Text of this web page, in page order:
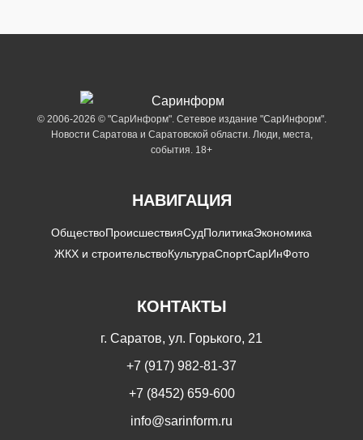
© 2006-2026 © "СарИнформ". Сетевое издание "СарИнформ".
Новости Саратова и Саратовской области. Люди, места,
события. 18+
НАВИГАЦИЯ
ОбществоПроисшествияСудПолитикаЭкономика
ЖКХ и строительствоКультураСпортСарИнФото
КОНТАКТЫ
г. Саратов, ул. Горького, 21
+7 (917) 982-81-37
+7 (8452) 659-600
info@sarinform.ru